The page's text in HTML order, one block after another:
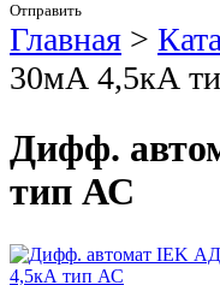
Отправить
Главная >
30мА 4,5кА
Дифф.
тип АС